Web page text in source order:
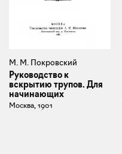
М. М. Покровский
Руководство к
вскрытию трупов. Для
начинающих
Москва, 1901